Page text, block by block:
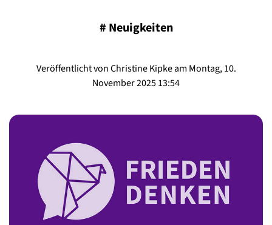
# Neuigkeiten
Veröffentlicht von Christine Kipke am Montag, 10.
November 2025 13:54